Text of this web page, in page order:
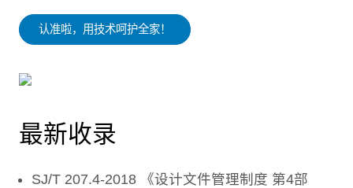
认准啦，用技术呵护全家！
最新收录
SJ/T 207.4-2018 《设计文件管理制度 第4部